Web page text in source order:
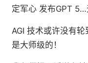
定军心 发布GPT 5…
AGI 技术或许没有
是大师级的！